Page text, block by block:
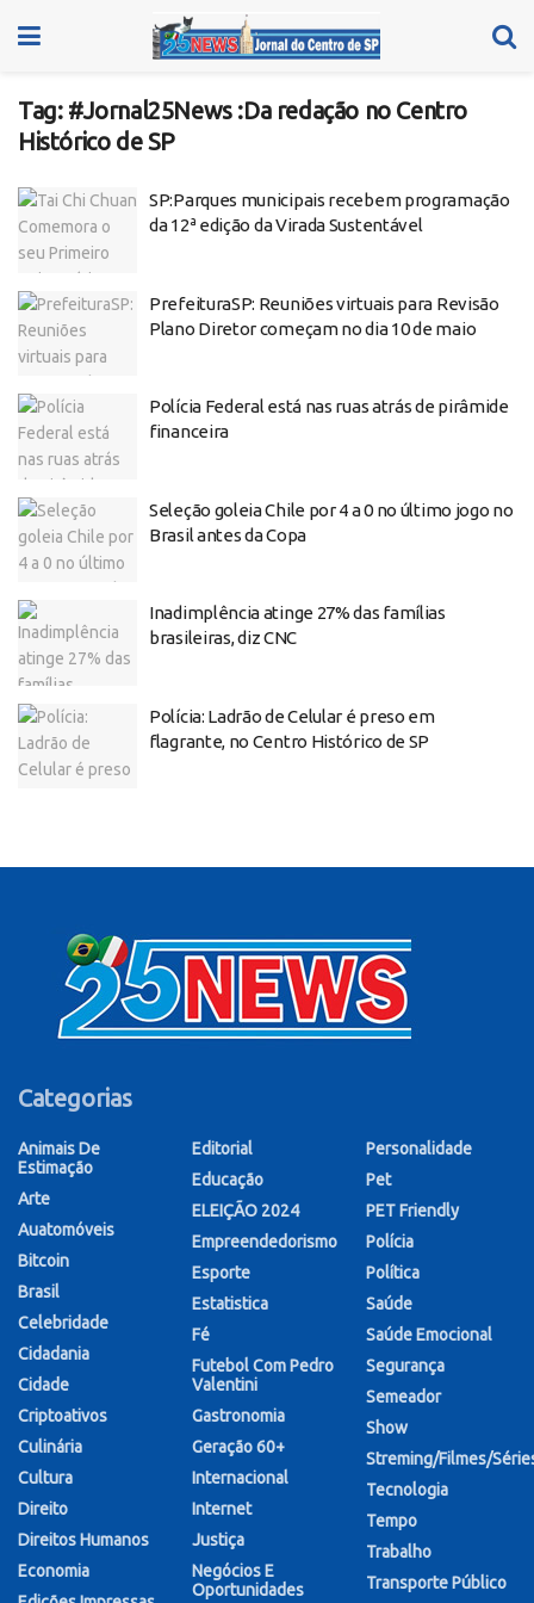
Tag: #Jornal25News :Da redação no Centro
Histórico de SP
SP:Parques municipais recebem programação
da 12ª edição da Virada Sustentável
PrefeituraSP: Reuniões virtuais para Revisão
Plano Diretor começam no dia 10 de maio
Polícia Federal está nas ruas atrás de pirâmide
financeira
Seleção goleia Chile por 4 a 0 no último jogo no
Brasil antes da Copa
Inadimplência atinge 27% das famílias
brasileiras, diz CNC
Polícia: Ladrão de Celular é preso em
flagrante, no Centro Histórico de SP
Categorias
Animais De
Estimação
Arte
Auatomóveis
Bitcoin
Brasil
Celebridade
Cidadania
Cidade
Criptoativos
Culinária
Cultura
Direito
Direitos Humanos
Economia
Editorial
Educação
ELEIÇÃO 2024
Empreendedorismo
Esporte
Estatistica
Fé
Futebol Com Pedro
Valentini
Gastronomia
Geração 60+
Internacional
Internet
Justiça
Negócios E
Oportunidades
Personalidade
Pet
PET Friendly
Polícia
Política
Saúde
Saúde Emocional
Segurança
Semeador
Show
Streming/Filmes/
Tecnologia
Tempo
Trabalho
Transporte Público